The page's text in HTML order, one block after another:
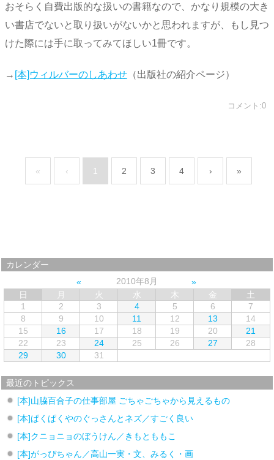
おそらく自費出版的な扱いの書籍なので、かなり規模の大き
い書店でないと取り扱いがないかと思われますが、もし見つ
けた際には手に取ってみてほしい1冊です。
→ [本]ウィルバーのしあわせ （出版社の紹介ページ）
コメント:0
« ‹ 1 2 3 4 › »
カレンダー
2010年8月
日
月 火 水 木 金
土
1
2 3 4 5 6
7
8
9 10 11 12 13
14
15
16 17 18 19 20
21
22
23 24 25 26 27
28
29
30 31
最近のトピックス
[本]山脇百合子の仕事部屋 ごちゃごちゃから見えるもの
[本]ぱくぱくやのぐっさんとネズ／すごく良い
[本]クニョニョのぼうけん／きもとももこ
[本]がっぴちゃん／高山一実・文、みるく・画